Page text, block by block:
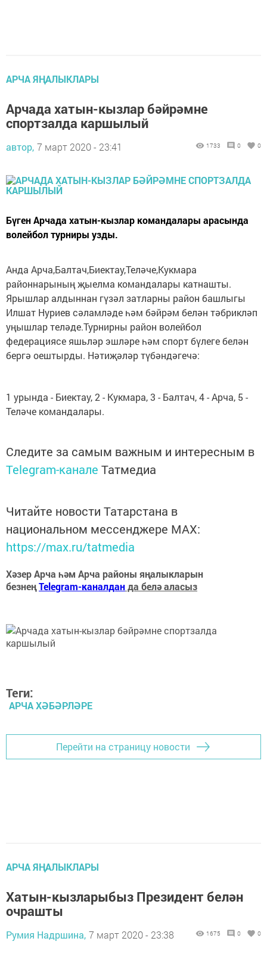
АРЧА ЯҢАЛЫКЛАРЫ
Арчада хатын-кызлар бәйрәмне
спортзалда каршылый
автор, 7 март 2020 - 23:41 1733 0 0
Бүген Арчада хатын-кызлар командалары арасында
волейбол турниры узды.
Анда Арча,Балтач,Биектау,Теләче,Кукмара
районнарының җыелма командалары катнашты.
Ярышлар алдыннан гүзәл затларны район башлыгы
Илшат Нуриев сәламләде һәм бәйрәм белән тәбрикләп
уңышлар теләде.Турнирны район волейбол
федерациясе яшьләр эшләре һәм спорт бүлеге белән
бергә оештырды. Нәтиҗәләр түбәндәгечә:
1 урында - Биектау, 2 - Кукмара, 3 - Балтач, 4 - Арча, 5 -
Теләче командалары.
Следите за самым важным и интересным в
Telegram-канале Татмедиа
Читайте новости Татарстана в
национальном мессенджере MАХ:
https://max.ru/tatmedia
Хәзер Арча һәм Арча районы яңалыкларын
безнеңTelegram-каналданда белә аласыз
Теги:
АРЧА ХӘБӘРЛӘРЕ
Перейти на страницу новости
АРЧА ЯҢАЛЫКЛАРЫ
Хатын-кызларыбыз Президент белән
очрашты
Румия Надршина, 7 март 2020 - 23:38 1675 0 0